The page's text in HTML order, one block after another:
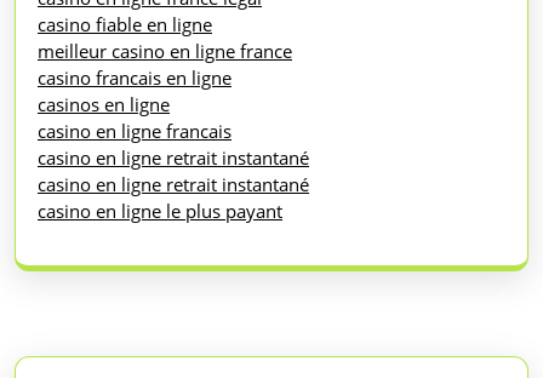
casino fiable en ligne
meilleur casino en ligne france
casino francais en ligne
casinos en ligne
casino en ligne francais
casino en ligne retrait instantané
casino en ligne retrait instantané
casino en ligne le plus payant